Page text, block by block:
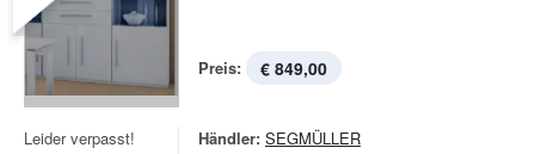
Preis: € 849,00
Leider verpasst!
Händler: SEGMÜLLER